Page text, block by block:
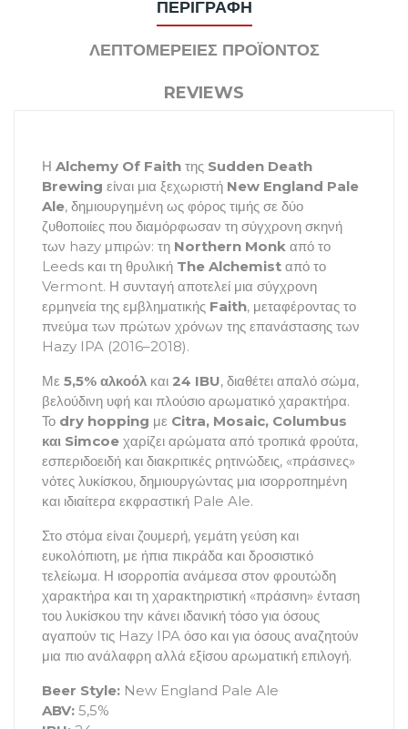
ΠΕΡΙΓΡΑΦΉ
ΛΕΠΤΟΜΈΡΕΙΕΣ ΠΡΟΪΌΝΤΟΣ
REVIEWS
Η Alchemy Of Faith της Sudden Death
Brewing είναι μια ξεχωριστή New England Pale
Ale, δημιουργημένη ως φόρος τιμής σε δύο
ζυθοποιίες που διαμόρφωσαν τη σύγχρονη σκηνή
των hazy μπιρών: τη Northern Monk από το
Leeds και τη θρυλική The Alchemist από το
Vermont. Η συνταγή αποτελεί μια σύγχρονη
ερμηνεία της εμβληματικής Faith, μεταφέροντας το
πνεύμα των πρώτων χρόνων της επανάστασης των
Hazy IPA (2016–2018).
Με 5,5% αλκοόλ και 24 IBU, διαθέτει απαλό σώμα,
βελούδινη υφή και πλούσιο αρωματικό χαρακτήρα.
Το dry hopping με Citra, Mosaic, Columbus
και Simcoe χαρίζει αρώματα από τροπικά φρούτα,
εσπεριδοειδή και διακριτικές ρητινώδεις, «πράσινες»
νότες λυκίσκου, δημιουργώντας μια ισορροπημένη
και ιδιαίτερα εκφραστική Pale Ale.
Στο στόμα είναι ζουμερή, γεμάτη γεύση και
ευκολόπιοτη, με ήπια πικράδα και δροσιστικό
τελείωμα. Η ισορροπία ανάμεσα στον φρουτώδη
χαρακτήρα και τη χαρακτηριστική «πράσινη» ένταση
του λυκίσκου την κάνει ιδανική τόσο για όσους
αγαπούν τις Hazy IPA όσο και για όσους αναζητούν
μια πιο ανάλαφρη αλλά εξίσου αρωματική επιλογή.
Beer Style: New England Pale Ale
ABV: 5,5%